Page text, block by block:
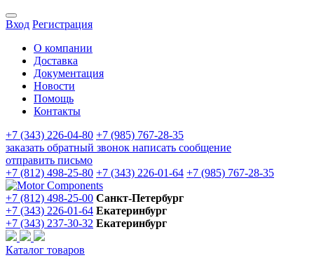
Вход Регистрация
О компании
Доставка
Документация
Новости
Помощь
Контакты
+7 (343) 226-04-80 +7 (985) 767-28-35
заказать обратный звонок написать сообщение
отправить письмо
+7 (812) 498-25-80 +7 (343) 226-01-64 +7 (985) 767-28-35
+7 (812) 498-25-00 Санкт-Петербург
+7 (343) 226-01-64 Екатеринбург
+7 (343) 237-30-32 Екатеринбург
Каталог товаров